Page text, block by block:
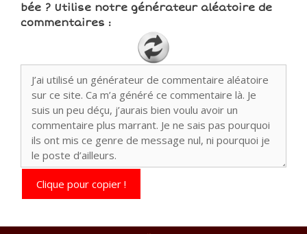
bée ? Utilise notre générateur aléatoire de
commentaires :
Clique pour copier !